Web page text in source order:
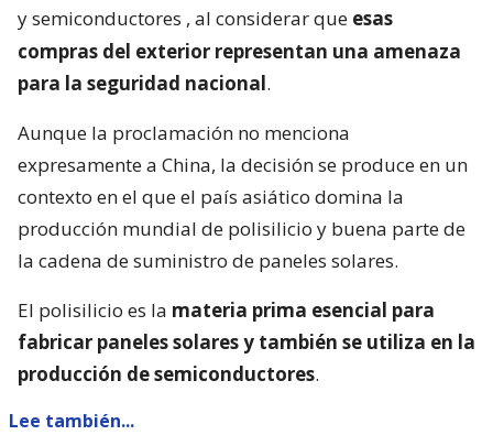
y semiconductores , al considerar que esas
compras del exterior representan una amenaza
para la seguridad nacional.
Aunque la proclamación no menciona
expresamente a China, la decisión se produce en un
contexto en el que el país asiático domina la
producción mundial de polisilicio y buena parte de
la cadena de suministro de paneles solares.
El polisilicio es la materia prima esencial para
fabricar paneles solares y también se utiliza en la
producción de semiconductores.
Lee también...